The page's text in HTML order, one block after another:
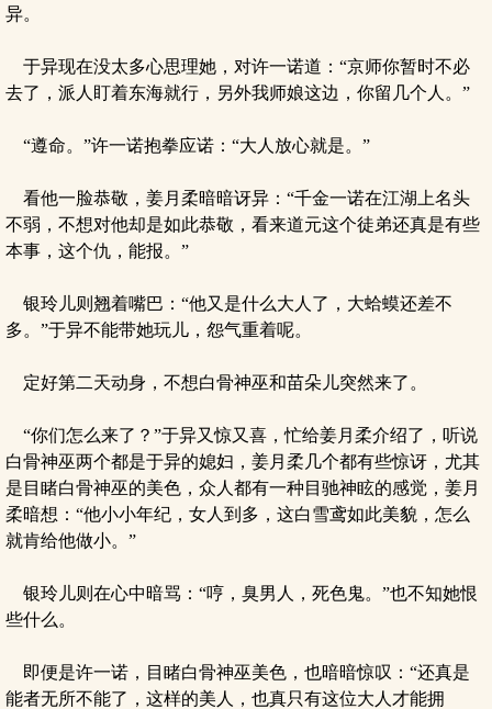
异。
于异现在没太多心思理她，对许一诺道：“京师你暂时不必
去了，派人盯着东海就行，另外我师娘这边，你留几个人。”
“遵命。”许一诺抱拳应诺：“大人放心就是。”
看他一脸恭敬，姜月柔暗暗讶异：“千金一诺在江湖上名头
不弱，不想对他却是如此恭敬，看来道元这个徒弟还真是有些
本事，这个仇，能报。”
银玲儿则翘着嘴巴：“他又是什么大人了，大蛤蟆还差不
多。”于异不能带她玩儿，怨气重着呢。
定好第二天动身，不想白骨神巫和苗朵儿突然来了。
“你们怎么来了？”于异又惊又喜，忙给姜月柔介绍了，听说
白骨神巫两个都是于异的媳妇，姜月柔几个都有些惊讶，尤其
是目睹白骨神巫的美色，众人都有一种目驰神眩的感觉，姜月
柔暗想：“他小小年纪，女人到多，这白雪鸢如此美貌，怎么
就肯给他做小。”
银玲儿则在心中暗骂：“哼，臭男人，死色鬼。”也不知她恨
些什么。
即便是许一诺，目睹白骨神巫美色，也暗暗惊叹：“还真是
能者无所不能了，这样的美人，也真只有这位大人才能拥